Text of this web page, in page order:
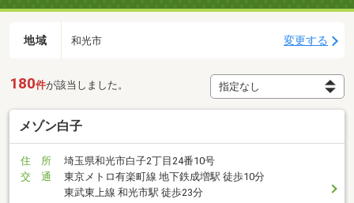
地域 和光市 変更する
180件が該当しました。
メゾン白子
住 所
埼玉県和光市白子2丁目24番10号
交 通
東京メトロ有楽町線 地下鉄成増駅 徒歩10分
東武東上線 和光市駅 徒歩23分